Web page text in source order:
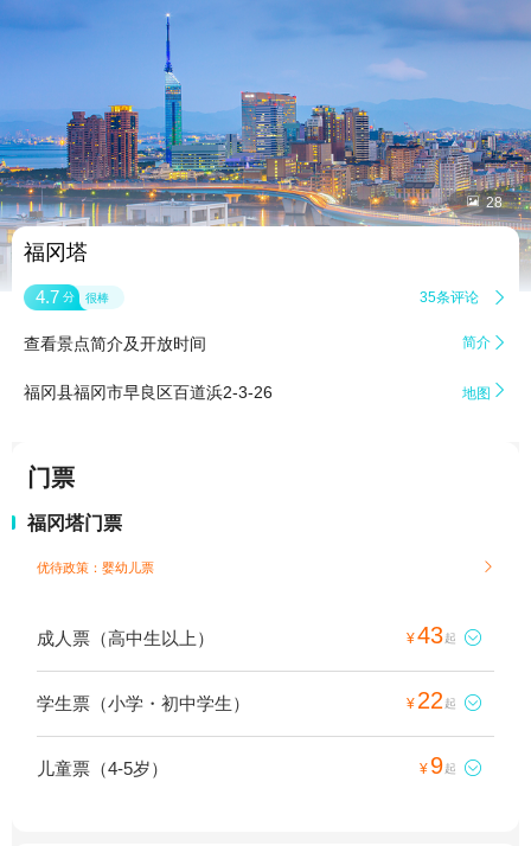
 28
福冈塔
4.7 分 很棒 35条评论 
查看景点简介及开放时间 简介 
福冈县福冈市早良区百道浜2-3-26 地图 
门票
福冈塔门票
优待政策：婴幼儿票 
成人票（高中生以上） ¥43起 
学生票（小学・初中学生） ¥ 22 起 
儿童票（4-5岁） ¥ 9起 
